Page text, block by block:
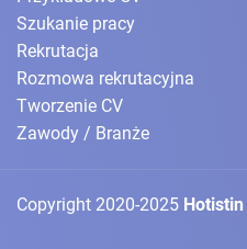
Szukanie pracy
Rekrutacja
Rozmowa rekrutacyjna
Tworzenie CV
Zawody / Branże
Copyright 2020-2025 Hotistin